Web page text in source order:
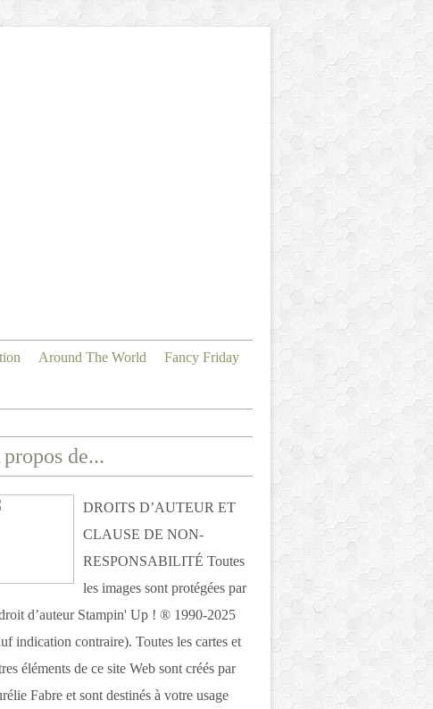
Around The World Fancy Friday
propos de...
DROITS D’AUTEUR ET
CLAUSE DE NON-
RESPONSABILITÉ Toutes
les images sont protégées par
d’auteur Stampin' Up ! ® 1990-2025
indication contraire). Toutes les cartes et
éléments de ce site Web sont créés par
Fabre et sont destinés à votre usage